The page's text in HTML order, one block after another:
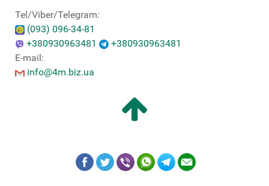
Tel/Viber/Telegram:
(093) 096-34-81
+380930963481
+380930963481
E-mail:
info@4m.biz.ua